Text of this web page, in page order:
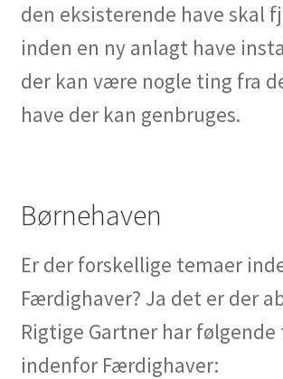
den eksisterende have skal
inden en ny anlagt have
der kan være nogle ting fra
have der kan genbruges.
Børnehaven
Er der forskellige temaer
Færdighaver? Ja det er der
Rigtige Gartner har
indenfor Færdighaver: